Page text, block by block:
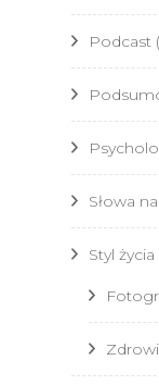
Podcast
Słowa
Styl życia